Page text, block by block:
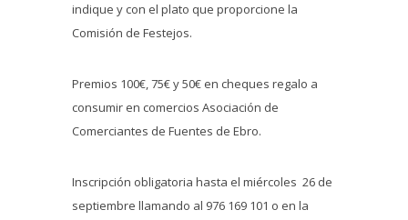
indique y con el plato que proporcione la
Comisión de Festejos.
Premios 100€, 75€ y 50€ en cheques regalo a
consumir en comercios Asociación de
Comerciantes de Fuentes de Ebro.
Inscripción obligatoria hasta el miércoles 26 de
septiembre llamando al 976 169 101 o en la